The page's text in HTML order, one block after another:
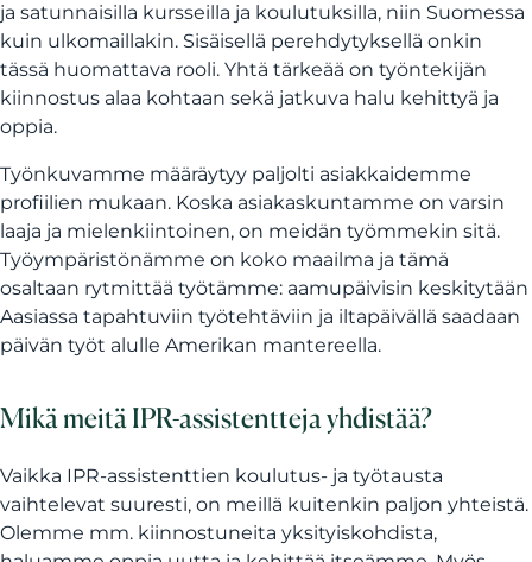
ja satunnaisilla kursseilla ja koulutuksilla, niin Suomessa
kuin ulkomaillakin. Sisäisellä perehdytyksellä onkin
tässä huomattava rooli. Yhtä tärkeää on työntekijän
kiinnostus alaa kohtaan sekä jatkuva halu kehittyä ja
oppia.
Työnkuvamme määräytyy paljolti asiakkaidemme
profiilien mukaan. Koska asiakaskuntamme on varsin
laaja ja mielenkiintoinen, on meidän työmmekin sitä.
Työympäristönämme on koko maailma ja tämä
osaltaan rytmittää työtämme: aamupäivisin keskitytään
Aasiassa tapahtuviin työtehtäviin ja iltapäivällä saadaan
päivän työt alulle Amerikan mantereella.
Mikä meitä IPR-assistentteja yhdistää?
Vaikka IPR-assistenttien koulutus- ja työtausta
vaihtelevat suuresti, on meillä kuitenkin paljon yhteistä.
Olemme mm. kiinnostuneita yksityiskohdista,